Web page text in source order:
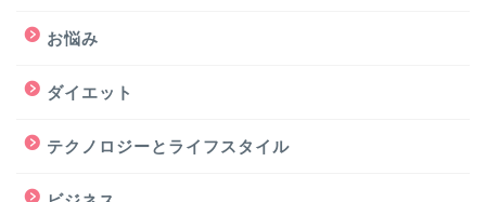
お悩み
ダイエット
テクノロジーとライフスタイル